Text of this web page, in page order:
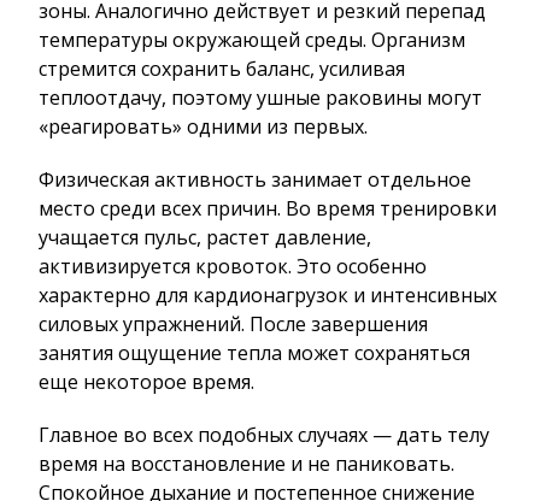
зоны. Аналогично действует и резкий перепад
температуры окружающей среды. Организм
стремится сохранить баланс, усиливая
теплоотдачу, поэтому ушные раковины могут
«реагировать» одними из первых.
Физическая активность занимает отдельное
место среди всех причин. Во время тренировки
учащается пульс, растет давление,
активизируется кровоток. Это особенно
характерно для кардионагрузок и интенсивных
силовых упражнений. После завершения
занятия ощущение тепла может сохраняться
еще некоторое время.
Главное во всех подобных случаях — дать телу
время на восстановление и не паниковать.
Спокойное дыхание и постепенное снижение